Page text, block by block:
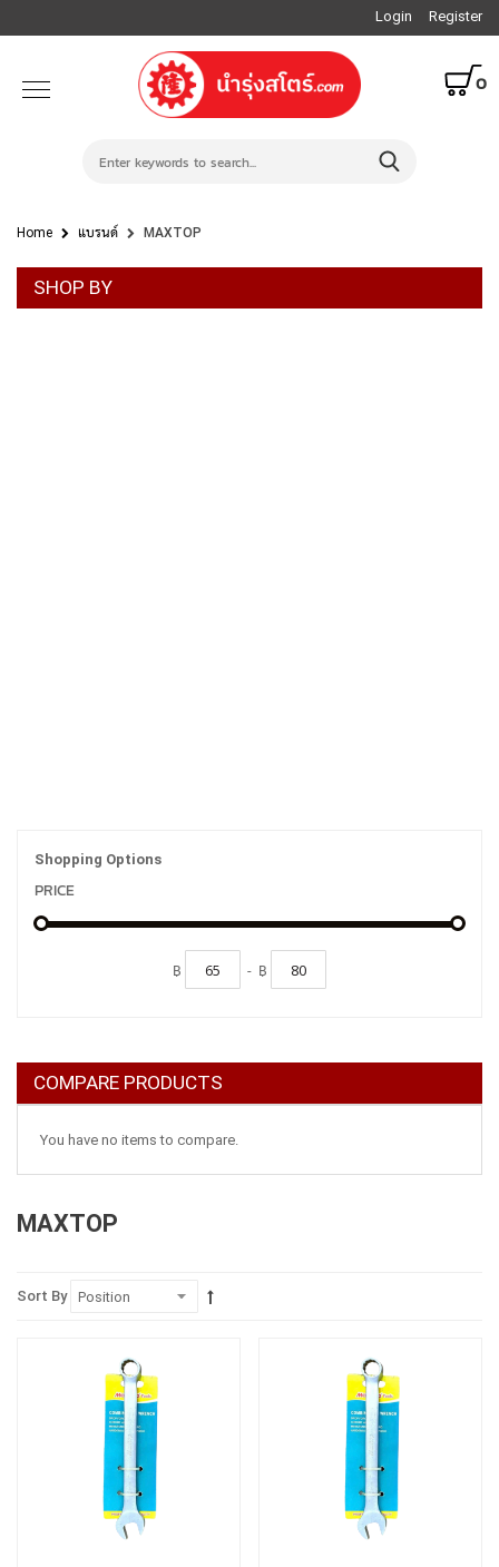
Login Register
0
Home แบรนด์ MAXTOP
MAXTOP
Sort By
SHOP BY
Shopping Options
PRICE
฿ - ฿
COMPARE PRODUCTS
You have no items to compare.